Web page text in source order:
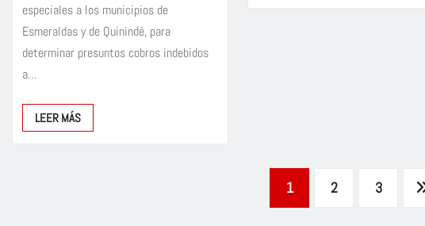
especiales a los municipios de
Esmeraldas y de Quinindé, para
determinar presuntos cobros indebidos
a…
LEER MÁS
1 2 3